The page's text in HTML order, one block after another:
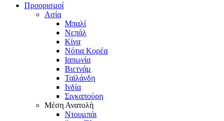
Προορισμοί
Ασία
Μπαλί
Νεπάλ
Κίνα
Νότια Κορέα
Ιαπωνία
Βιετνάμ
Ταϊλάνδη
Ινδία
Σιγκαπούρη
Μέση Ανατολή
Ντουμπάι